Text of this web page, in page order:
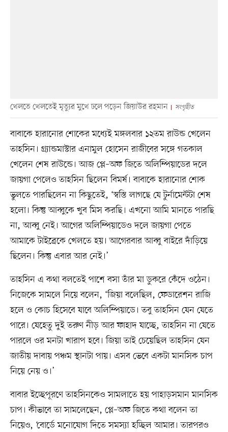
খেলতে খেলতেই মৃত্যুর মুখে ঢলে পড়েন জিয়াউর রহমান সংগৃহীত
বাবাকে হারানোর শোকের মধ্যেই মঙ্গলবার ১২তম রাউন্ড খেলেন
তাহসিন। গ্র্যান্ডমাস্টার এনামুল হোসেন রাজীবের সঙ্গে গতকাল
খেলেন শেষ রাউন্ডে। আজ প্লে–অফ জিতে অলিম্পিয়াডের দলে
জায়গা পেলেও তাহসিন ছিলেন বিমর্ষ। বাবাকে হারানোর শোক
ভুলতে পারছিলেন না কিছুতেই, ‘স্বস্তি লাগছে যে টুর্নামেন্টটা শেষ
হলো। কিন্তু আব্বুকে খুব মিস করছি। এখনো আমি মানতে পারছি
না, আব্বু নেই। আগের অলিম্পিয়াডেও দলে জায়গা পেতে
আমাকে টাইব্রেকে খেলতে হয়। আগেরবার আব্বু বাইরে দাঁড়িয়ে
ছিলেন। কিন্তু এবার আর নেই।’
তাহসিন এ কথা বলতেই পাশে বসা তাঁর মা ডুকরে কেঁদে ওঠেন।
নিজেকে সামলে নিয়ে বলেন, ‘জিয়া বলেছিল, ফেডারেশন রাজি
হলে ও কোচ হিসেবে যাবে অলিম্পিয়াডে। তবু তাহসিন যেন যেতে
পারে। যেহেতু দুই তরুণ নীড় আর ফাহাদ যাচ্ছে, তাহসিন না যেতে
পারলে ওর মনটা খারাপ হবে। জিয়া তাই চেয়েছিল তাহসিন যেন
জাতীয় দাবায় পঞ্চম স্থানটা পায়। এসব ভেবে একটা মানসিক চাপ
নিয়ে নেয় ও।’
বাবার ইচ্ছেপূরণে তাহসিনকেও সামলাতে হয় পাহাড়সমান মানসিক
চাপ। কীভাবে তা সামলেছেন, প্লে–অফ জিতে কথা বলেন তা
নিয়েও, ‘বোর্ডে মনোযোগ দিতে সমস্যা হচ্ছিল আমার। তারপরও